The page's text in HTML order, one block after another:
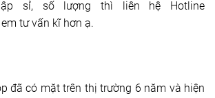
sỉ, số lượng thì liên hệ Hotline
tư vấn kĩ hơn ạ.
đã có mặt trên thị trường 6 năm và hiện